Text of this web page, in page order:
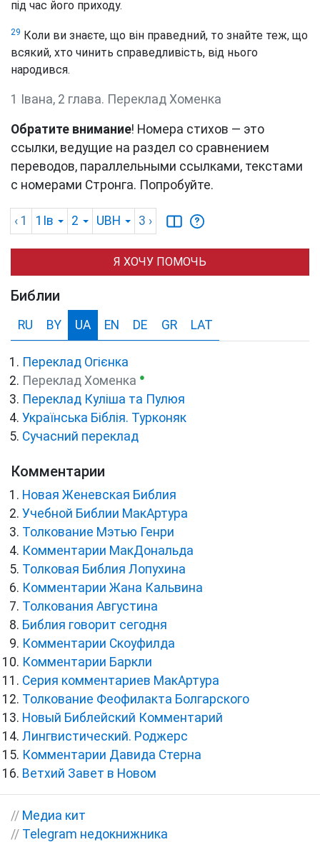
під час його приходу.
29 Коли ви знаєте, що він праведний, то знайте теж, що
всякий, хто чинить справедливість, від нього
народився.
1 Івана, 2 глава. Переклад Хоменка
Обратите внимание! Номера стихов — это
ссылки, ведущие на раздел со сравнением
переводов, параллельными ссылками, текстами
с номерами Стронга. Попробуйте.
‹ 1 1Ів 2 UBH 3 ›
Я ХОЧУ ПОМОЧЬ
Библии
RU BY UA EN DE GR LAT
Переклад Огієнка
Переклад Хоменка ●
Переклад Куліша та Пулюя
Українська Біблія. Турконяк
Сучасний переклад
Комментарии
Новая Женевская Библия
Учебной Библии МакАртура
Толкование Мэтью Генри
Комментарии МакДональда
Толковая Библия Лопухина
Комментарии Жана Кальвина
Толкования Августина
Библия говорит сегодня
Комментарии Скоуфилда
Комментарии Баркли
Серия комментариев МакАртура
Толкование Феофилакта Болгарского
Новый Библейский Комментарий
Лингвистический. Роджерс
Комментарии Давида Стерна
Ветхий Завет в Новом
// Медиа кит
// Telegram недокнижника